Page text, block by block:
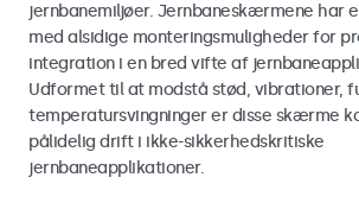
jernbanemiljøer. Jernbaneskærmene har
med alsidige monteringsmuligheder for
integration i en bred vifte af
Udformet til at modstå stød, vibrationer,
temperatursvingninger er disse skærme
pålidelig drift i ikke-sikkerhedskritiske
jernbaneapplikationer.